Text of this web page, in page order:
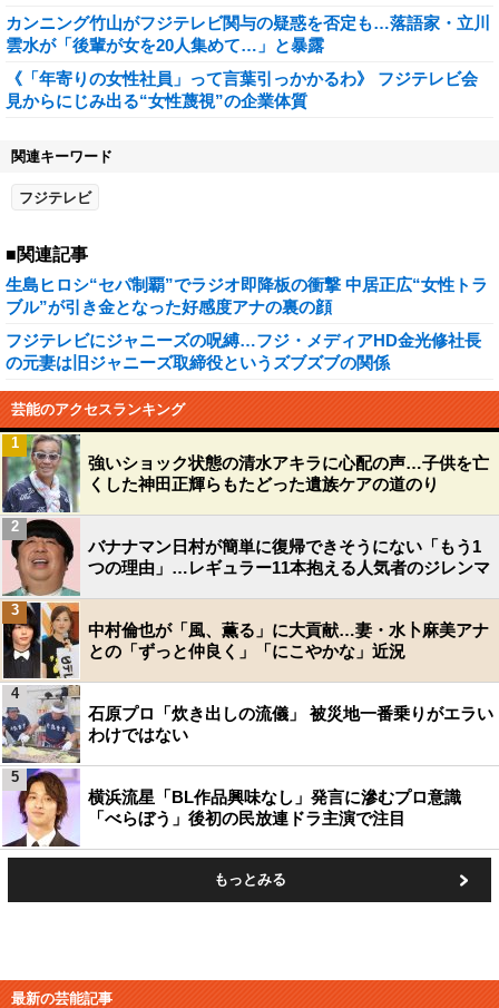
カンニング竹山がフジテレビ関与の疑惑を否定も…落語家・立川
雲水が「後輩が女を20人集めて…」と暴露
《「年寄りの女性社員」って言葉引っかかるわ》 フジテレビ会
見からにじみ出る“女性蔑視”の企業体質
関連キーワード
フジテレビ
■関連記事
生島ヒロシ“セパ制覇”でラジオ即降板の衝撃 中居正広“女性トラ
ブル”が引き金となった好感度アナの裏の顔
フジテレビにジャニーズの呪縛…フジ・メディアHD金光修社長
の元妻は旧ジャニーズ取締役というズブズブの関係
芸能のアクセスランキング
強いショック状態の清水アキラに心配の声…子供を亡
くした神田正輝らもたどった遺族ケアの道のり
1
バナナマン日村が簡単に復帰できそうにない「もう1
つの理由」…レギュラー11本抱える人気者のジレンマ
2
中村倫也が「風、薫る」に大貢献…妻・水卜麻美アナ
との「ずっと仲良く」「にこやかな」近況
3
石原プロ「炊き出しの流儀」 被災地一番乗りがエラい
わけではない
4
横浜流星「BL作品興味なし」発言に滲むプロ意識
「べらぼう」後初の民放連ドラ主演で注目
5
もっとみる
最新の芸能記事